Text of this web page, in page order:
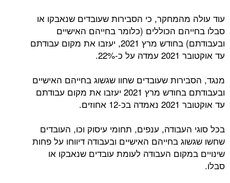
עוד עולה מהמחקר, כי הסבירות שעובדים שנאבקו או
סבלו בחייהם הכוללים (כלומר בחייהם האישיים
ובעבודתם) בחודש מרץ 2021, יעזבו את מקום עבודתם
עד אוקטובר 2021 עמדה על כ-22%.
מנגד, הסבירות שעובדים שחוו שגשוג בחייהם האישיים
ובעבודתם בחודש מרץ 2021 יעזבו את מקום עבודתם
עד אוקטובר 2021 נאמדה בכ-12 אחוזים.
בכל סוגי העבודה, ענפים, תחומי עיסוק וכו, העובדים
שחשו שגשוג בחייהם האישיים ובעבודה דיווחו על פחות
שינויים במקום העבודה לעומת עובדים שנאבקו או
סבלו.